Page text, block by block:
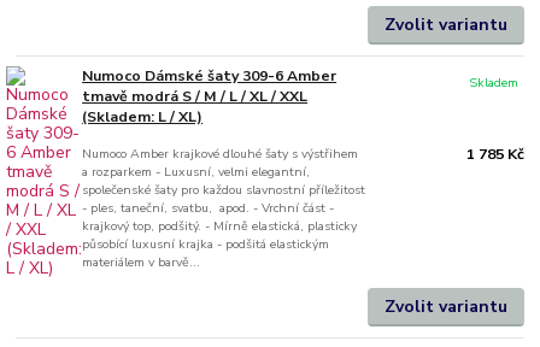
Zvolit variantu
Numoco Dámské šaty 309-6 Amber
tmavě modrá S / M / L / XL / XXL
(Skladem: L / XL)
Numoco Amber krajkové dlouhé šaty s výstřihem
a rozparkem - Luxusní, velmi elegantní,
společenské šaty pro každou slavnostní příležitost
- ples, taneční, svatbu, apod. - Vrchní část -
krajkový top, podšitý. - Mírně elastická, plasticky
působící luxusní krajka - podšitá elastickým
materiálem v barvě...
1 785 Kč
Skladem
Zvolit variantu